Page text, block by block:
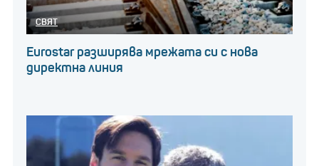
СВЯТ
Eurostar разширява мрежата си с нова
директна линия